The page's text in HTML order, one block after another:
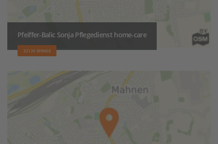
Pfeiffer-Balic Sonja Pflegedienst home-care
32139 SPENGE